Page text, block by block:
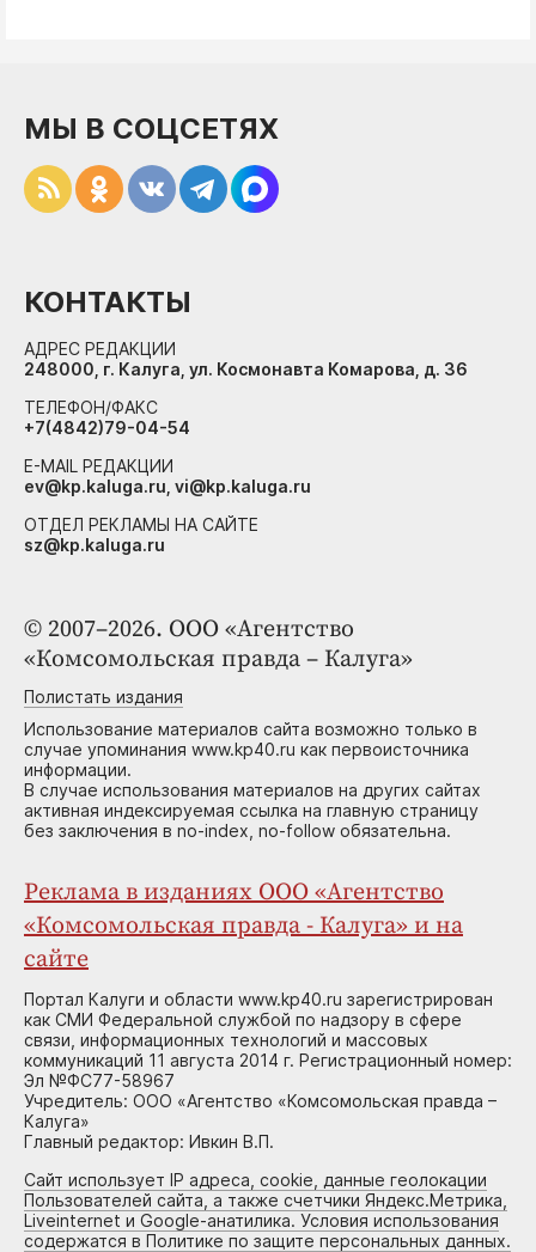
© 2007–2026. ООО «Агентство
«Комсомольская правда – Калуга»
Полистать издания
Использование материалов сайта возможно только в
случае упоминания www.kp40.ru как первоисточника
информации.
В случае использования материалов на других сайтах
активная индексируемая ссылка на главную страницу
без заключения в no-index, no-follow обязательна.
Реклама в изданиях ООО «Агентство
«Комсомольская правда - Калуга» и на
сайте
Портал Калуги и области www.kp40.ru зарегистрирован
как СМИ Федеральной службой по надзору в сфере
связи, информационных технологий и массовых
коммуникаций 11 августа 2014 г. Регистрационный номер:
Эл №ФС77-58967
Учредитель: ООО «Агентство «Комсомольская правда –
Калуга»
Главный редактор: Ивкин В.П.
Сайт использует IP адреса, cookie, данные геолокации
Пользователей сайта, а также счетчики Яндекс.Метрика,
Liveinternet и Google-анатилика. Условия использования
содержатся в Политике по защите персональных данных.
МЫ В СОЦСЕТЯХ
КОНТАКТЫ
АДРЕС РЕДАКЦИИ
248000, г. Калуга, ул. Космонавта Комарова, д. 36
ТЕЛЕФОН/ФАКС
+7(4842)79-04-54
E-MAIL РЕДАКЦИИ
ev@kp.kaluga.ru, vi@kp.kaluga.ru
ОТДЕЛ РЕКЛАМЫ НА САЙТЕ
sz@kp.kaluga.ru